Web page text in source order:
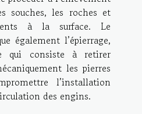
souches, les roches et
à la surface. Le
également l’épierrage,
qui consiste à retirer
les pierres
l’installation
des engins.